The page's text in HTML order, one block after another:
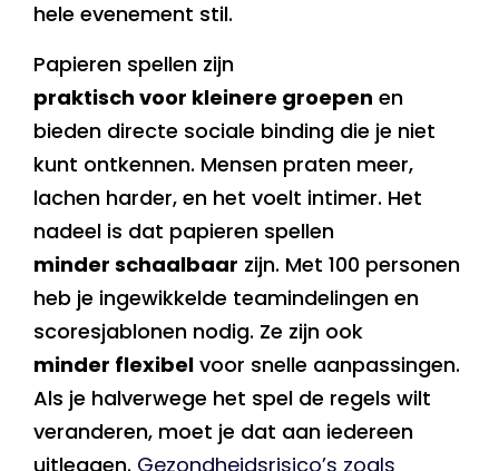
hele evenement stil.
Papieren spellen zijn
praktisch voor kleinere groepen en
bieden directe sociale binding die je niet
kunt ontkennen. Mensen praten meer,
lachen harder, en het voelt intimer. Het
nadeel is dat papieren spellen
minder schaalbaar zijn. Met 100 personen
heb je ingewikkelde teamindelingen en
scoresjablonen nodig. Ze zijn ook
minder flexibel voor snelle aanpassingen.
Als je halverwege het spel de regels wilt
veranderen, moet je dat aan iedereen
uitleggen. Gezondheidsrisico’s zoals